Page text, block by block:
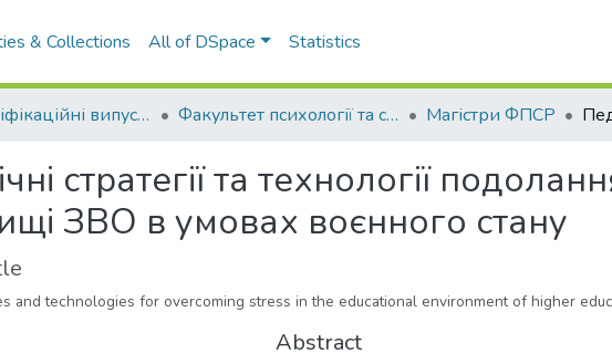
& Collections All of DSpace Statistics
01. Кваліфікаційні випускні роботи здобувачів вищої освіти Факультет психології та соціальної роботи Магістри ФПСР
стратегії та технології
ЗВО в умовах воєнного стану
and technologies for overcoming stress in the educational environment of higher
Abstract